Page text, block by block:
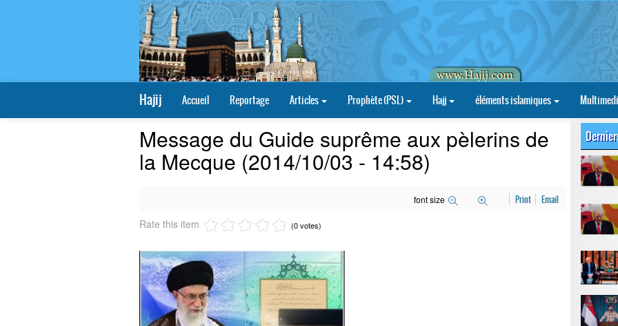
Hajij Accueil Reportage Articles Prophète (PSL) Hajj éléments islamiques
Message du Guide suprême aux pèlerins de
la Mecque (2014/10/03 - 14:58)
font size Print Email
Rate this item (0 votes)